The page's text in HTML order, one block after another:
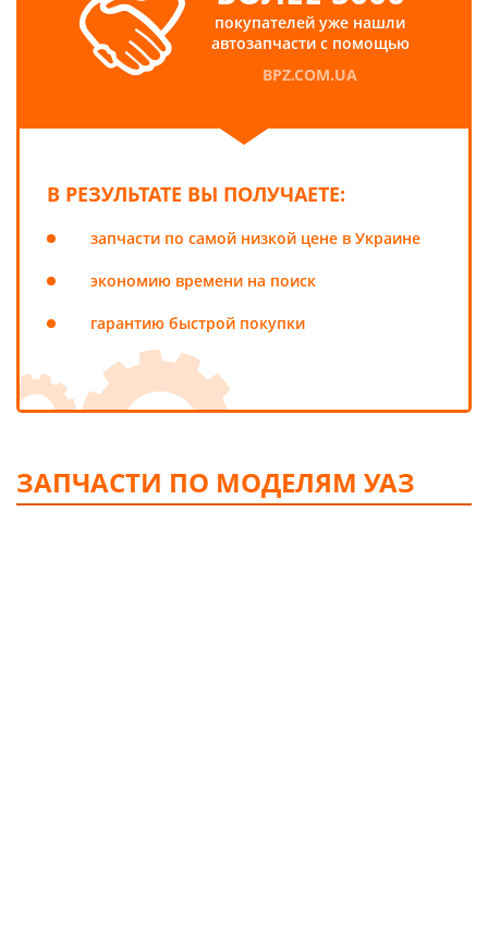
покупателей уже нашли
автозапчасти с помощью
BPZ.COM.UA
В РЕЗУЛЬТАТЕ ВЫ ПОЛУЧАЕТЕ:
запчасти по самой низкой цене в Украине
экономию времени на поиск
гарантию быстрой покупки
ЗАПЧАСТИ ПО МОДЕЛЯМ УАЗ